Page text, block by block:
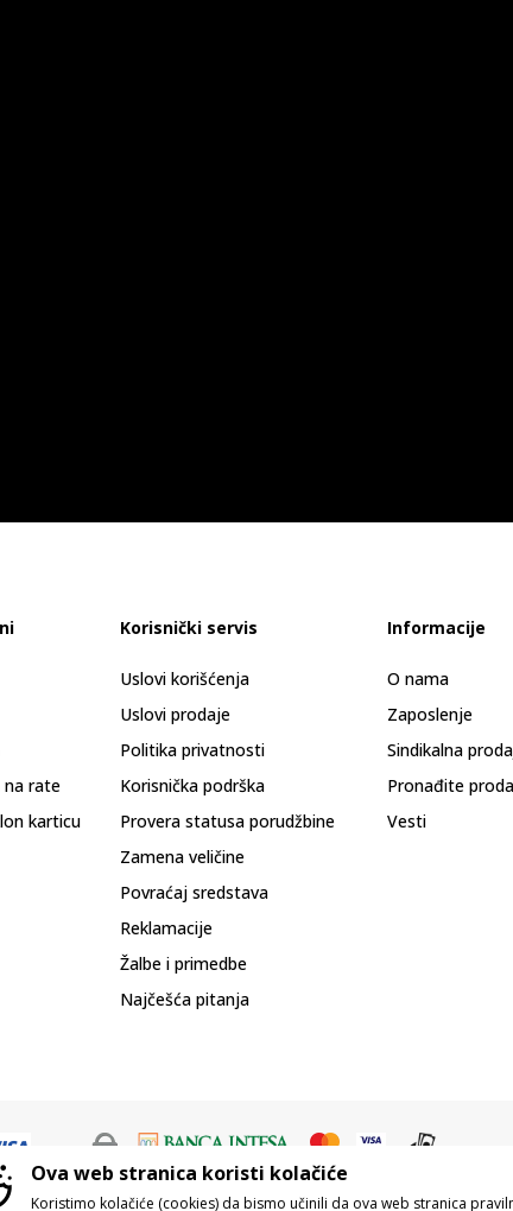
na rate
karticu
Korisnički servis
Uslovi korišćenja
Uslovi prodaje
Politika privatnosti
Korisnička podrška
Provera statusa porudžbine
Zamena veličine
Povraćaj sredstava
Reklamacije
Žalbe i primedbe
Najčešća pitanja
Informacije
O nama
Zaposlenje
Sindikalna
Pronađite
Vesti
Ova web stranica koristi kolačiće
Koristimo kolačiće (cookies) da bismo učinili da ova web stranica